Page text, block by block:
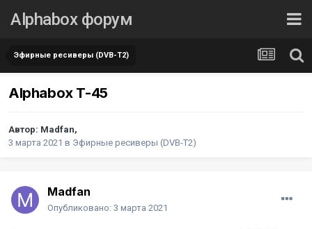
Alphabox форум
Эфирные ресиверы (DVB-T2)
Alphabox T-45
Автор: Madfan,
3 марта 2021 в Эфирные ресиверы (DVB-T2)
Madfan
Опубликовано: 3 марта 2021